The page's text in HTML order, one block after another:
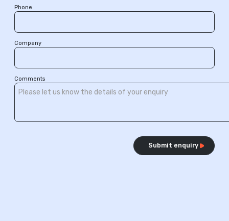
Phone
Company
Comments
Submit enquiry